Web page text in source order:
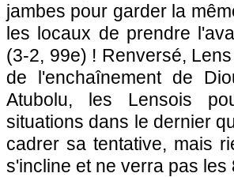
jambes pour garder la
les locaux de prendre
(3-2, 99e) ! Renversé,
de l'enchaînement de
Atubolu, les Lensois
situations dans le dernier
cadrer sa tentative, mais
s'incline et ne verra pas les